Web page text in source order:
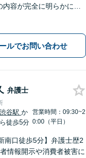
内容が完全に明らかにな
ません。安心しておまか
ルでお問い合わせ
弁護士
渋谷駅 か
ら徒歩5分
営業時間：09:30~2
0:00（平日）
南口徒歩5分】弁護士歴2
情報開示や消費者被害に